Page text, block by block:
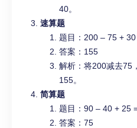
40。
速算题
题目：200 – 75 +
答案：155
解析：将200减去75
155。
简算题
题目：90 – 40 + 25
答案：75